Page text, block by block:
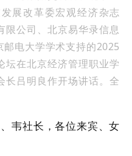
展改革委宏观经济杂志
限公司、北京易华录信息
电大学学术支持的2025
坛在北京经济管理职业学
长吕明良作开场讲话。全
韦社长，各位来宾、女